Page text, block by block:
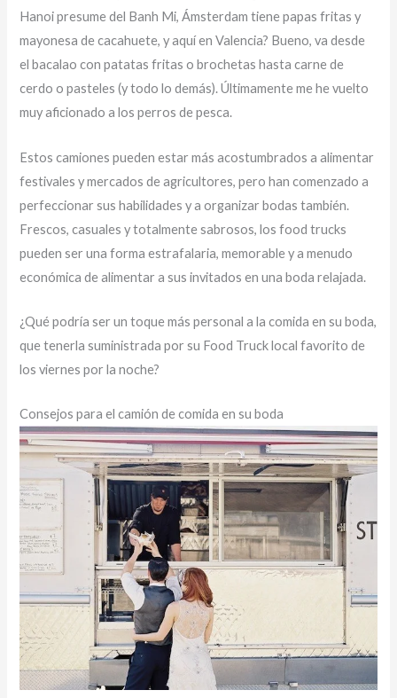
Hanoi presume del Banh Mi, Ámsterdam tiene papas fritas y
mayonesa de cacahuete, y aquí en Valencia? Bueno, va desde
el bacalao con patatas fritas o brochetas hasta carne de
cerdo o pasteles (y todo lo demás). Últimamente me he vuelto
muy aficionado a los perros de pesca.
Estos camiones pueden estar más acostumbrados a alimentar
festivales y mercados de agricultores, pero han comenzado a
perfeccionar sus habilidades y a organizar bodas también.
Frescos, casuales y totalmente sabrosos, los food trucks
pueden ser una forma estrafalaria, memorable y a menudo
económica de alimentar a sus invitados en una boda relajada.
¿Qué podría ser un toque más personal a la comida en su boda,
que tenerla suministrada por su Food Truck local favorito de
los viernes por la noche?
Consejos para el camión de comida en su boda